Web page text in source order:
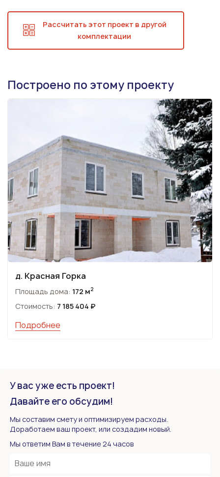
Рассчитать этот проект в другой
комплектации
Построено по этому проекту
д. Красная Горка
Площадь дома: 172 м2
Стоимость: 7 185 404 ₽
Подробнее
У вас уже есть проект!
Давайте его обсудим!
Мы составим смету и оптимизируем расходы.
Доработаем ваш проект, или создадим новый.
Мы ответим Вам в течение 24 часов